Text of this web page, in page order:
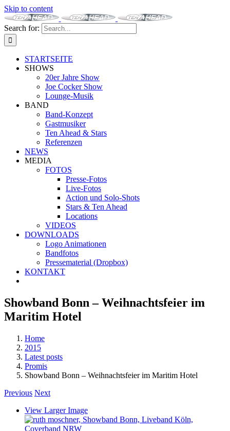
Skip to content
Search for:
STARTSEITE
SHOWS
20er Jahre Show
Joe Cocker Show
Lounge-Musik
BAND
Band-Konzept
Gastmusiker
Ten Ahead & Stars
Referenzen
NEWS
MEDIA
FOTOS
Presse-Fotos
Live-Fotos
Action und Solo-Shots
Stars & Ten Ahead
Locations
VIDEOS
DOWNLOADS
Logo Animationen
Bandfotos
Pressematerial (Dropbox)
KONTAKT
Showband Bonn – Weihnachtsfeier im
Maritim Hotel
Home
2015
Latest posts
Promis
Showband Bonn – Weihnachtsfeier im Maritim Hotel
Previous Next
View Larger Image